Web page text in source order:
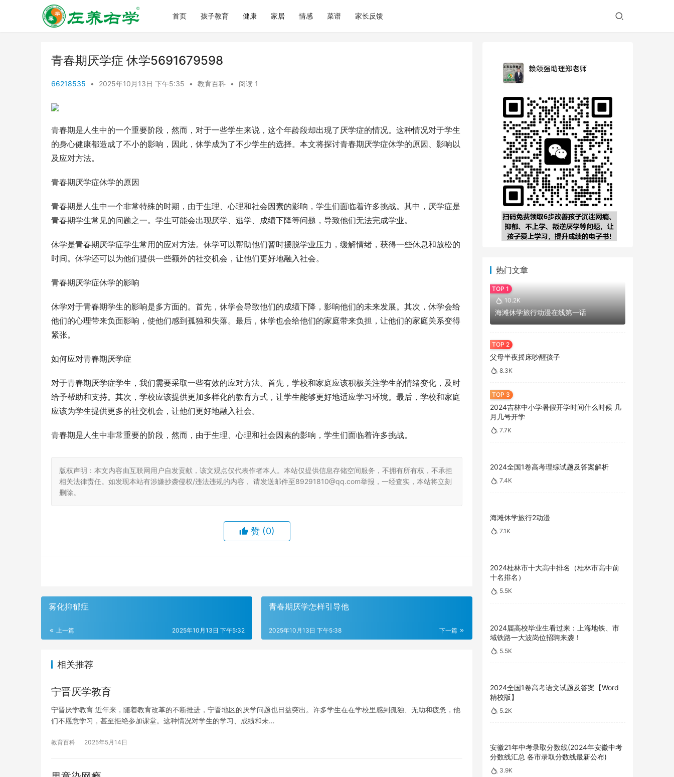
首页 孩子教育 健康 家居 情感 菜谱 家长反馈
青春期厌学症 休学5691679598
66218535 • 2025年10月13日 下午5:35 • 教育百科 • 阅读 1
青春期是人生中的一个重要阶段，然而，对于一些学生来说，这个年龄段却出现了厌学症的情况。这种情况对于学生
的身心健康都造成了不小的影响，因此，休学成为了不少学生的选择。本文将探讨青春期厌学症休学的原因、影响以
及应对方法。
青春期厌学症休学的原因
青春期是人生中一个非常特殊的时期，由于生理、心理和社会因素的影响，学生们面临着许多挑战。其中，厌学症是
青春期学生常见的问题之一。学生可能会出现厌学、逃学、成绩下降等问题，导致他们无法完成学业。
休学是青春期厌学症学生常用的应对方法。休学可以帮助他们暂时摆脱学业压力，缓解情绪，获得一些休息和放松的
时间。休学还可以为他们提供一些额外的社交机会，让他们更好地融入社会。
青春期厌学症休学的影响
休学对于青春期学生的影响是多方面的。首先，休学会导致他们的成绩下降，影响他们的未来发展。其次，休学会给
他们的心理带来负面影响，使他们感到孤独和失落。最后，休学也会给他们的家庭带来负担，让他们的家庭关系变得
紧张。
如何应对青春期厌学症
对于青春期厌学症学生，我们需要采取一些有效的应对方法。首先，学校和家庭应该积极关注学生的情绪变化，及时
给予帮助和支持。其次，学校应该提供更加多样化的教育方式，让学生能够更好地适应学习环境。最后，学校和家庭
应该为学生提供更多的社交机会，让他们更好地融入社会。
青春期是人生中非常重要的阶段，然而，由于生理、心理和社会因素的影响，学生们面临着许多挑战。
版权声明：本文内容由互联网用户自发贡献，该文观点仅代表作者本人。本站仅提供信息存储空间服务，不拥有所有权，不承担
相关法律责任。如发现本站有涉嫌抄袭侵权/违法违规的内容， 请发送邮件至89291810@qq.com举报，一经查实，本站将立刻
删除。
赞 (0)
雾化抑郁症
上一篇 2025年10月13日 下午5:32
青春期厌学怎样引导他
下一篇
2025年10月13日 下午5:38
相关推荐
宁晋厌学教育
宁晋厌学教育 近年来，随着教育改革的不断推进，宁晋地区的厌学问题也日益突出。许多学生在在学校里感到孤独、无助和疲惫，他
们不愿意学习，甚至拒绝参加课堂。这种情况对学生的学习、成绩和未…
教育百科 2025年5月14日
热门文章
10.2K
海滩休学旅行动漫在线第一话
父母半夜摇床吵醒孩子
8.3K
2024吉林中小学暑假开学时间什么时候 几
月几号开学
7.7K
2024全国1卷高考理综试题及答案解析
7.4K
海滩休学旅行2动漫
7.1K
2024桂林市十大高中排名（桂林市高中前
十名排名）
5.5K
2024届高校毕业生看过来：上海地铁、市
域铁路一大波岗位招聘来袭！
5.5K
2024全国1卷高考语文试题及答案【Word
精校版】
5.2K
安徽21年中考录取分数线(2024年安徽中考
分数线汇总 各市录取分数线最新公布)
3.9K